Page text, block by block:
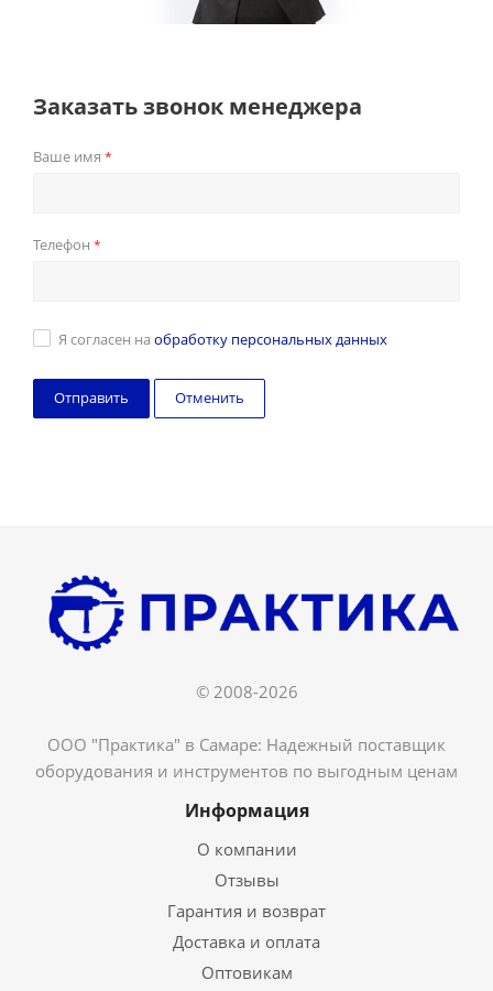
Заказать звонок менеджера
Ваше имя *
Телефон *
Я согласен на обработку персональных данных
Отменить
© 2008-2026
ООО "Практика" в Самаре: Надежный поставщик
оборудования и инструментов по выгодным ценам
Информация
О компании
Отзывы
Гарантия и возврат
Доставка и оплата
Оптовикам